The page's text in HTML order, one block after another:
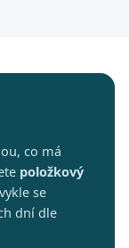
co má
položkový
se
dní dle